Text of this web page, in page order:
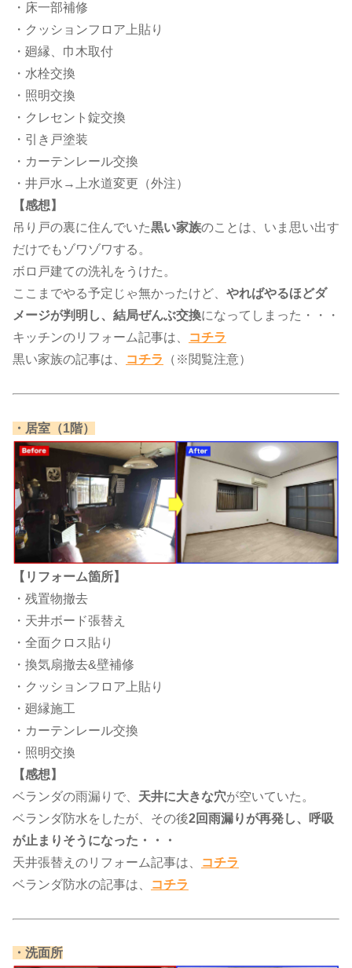
・床一部補修
・クッションフロア上貼り
・廻縁、巾木取付
・水栓交換
・照明交換
・クレセント錠交換
・引き戸塗装
・カーテンレール交換
・井戸水→上水道変更（外注）
【感想】
吊り戸の裏に住んでいた黒い家族のことは、いま思い出す
だけでもゾワゾワする。
ボロ戸建ての洗礼をうけた。
ここまでやる予定じゃ無かったけど、 やればやるほどダ
メージが判明し、結局ぜんぶ交換になってしまった・・・
キッチンのリフォーム記事は、​
コチラ
黒い家族の記事は、
コチラ ​（※閲覧注意）
​・居室（1階）​
【リフォーム箇所】
・残置物撤去
・天井ボード張替え
・全面クロス貼り
・換気扇撤去&壁補修
・クッションフロア上貼り
・廻縁施工
・カーテンレール交換
・照明交換
【感想】
ベランダの雨漏りで、 天井に大きな穴が空いていた。
ベランダ防水をしたが、その後2回雨漏りが再発 し、呼吸
が止まりそうになった・・・
天井張替えのリフォーム記事は、​
コチラ
ベランダ防水の記事は、
コチラ
​・洗面所​